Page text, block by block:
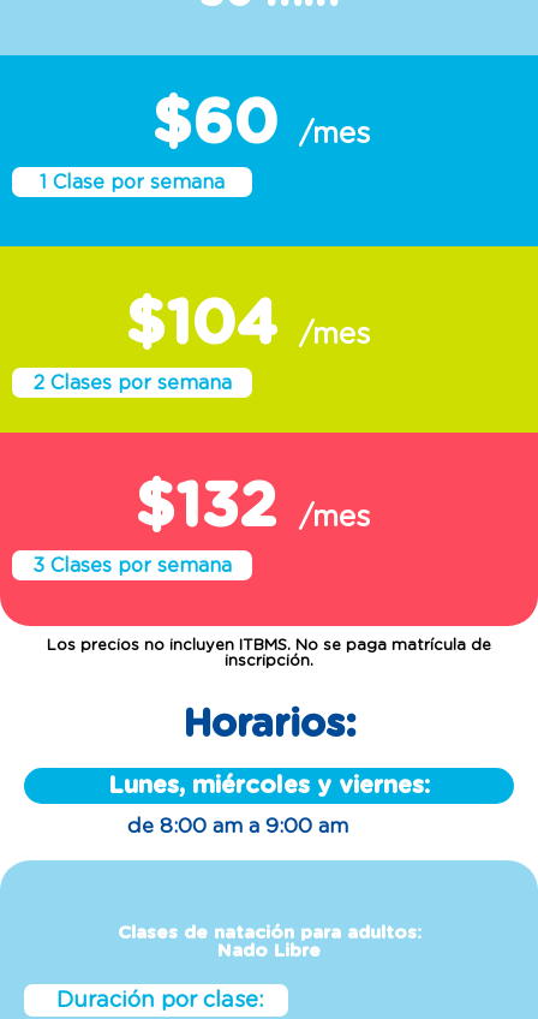
$60 /mes
1 Clase por semana
$104 /mes
2 Clases por semana
$132 /mes
3 Clases por semana
Los precios no incluyen ITBMS. No se paga matrícula de
inscripción.
Horarios:
Lunes, miércoles y viernes:
de 8:00 am a 9:00 am
Nado Libre
Duración por clase: